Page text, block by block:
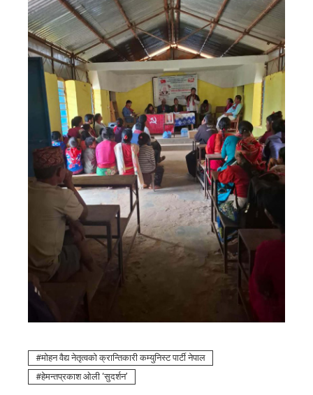
माेहन वैद्य नेतृत्वको क्रान्तिकारी कम्युनिस्ट पार्टी नेपाल
हेमन्तप्रकाश ओली ‘सुदर्शन’